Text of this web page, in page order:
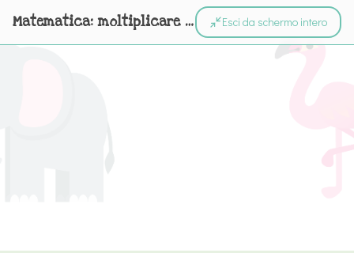
Matematica: moltiplicare per due Esci da schermo intero